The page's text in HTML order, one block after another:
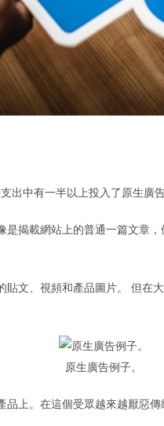
中有一半以上投入了原生廣
揭載網站上的普通一篇文章
文、視頻和產品圖片。 但
原生廣告例子。
上。 在這個受眾越來越厭惡傳